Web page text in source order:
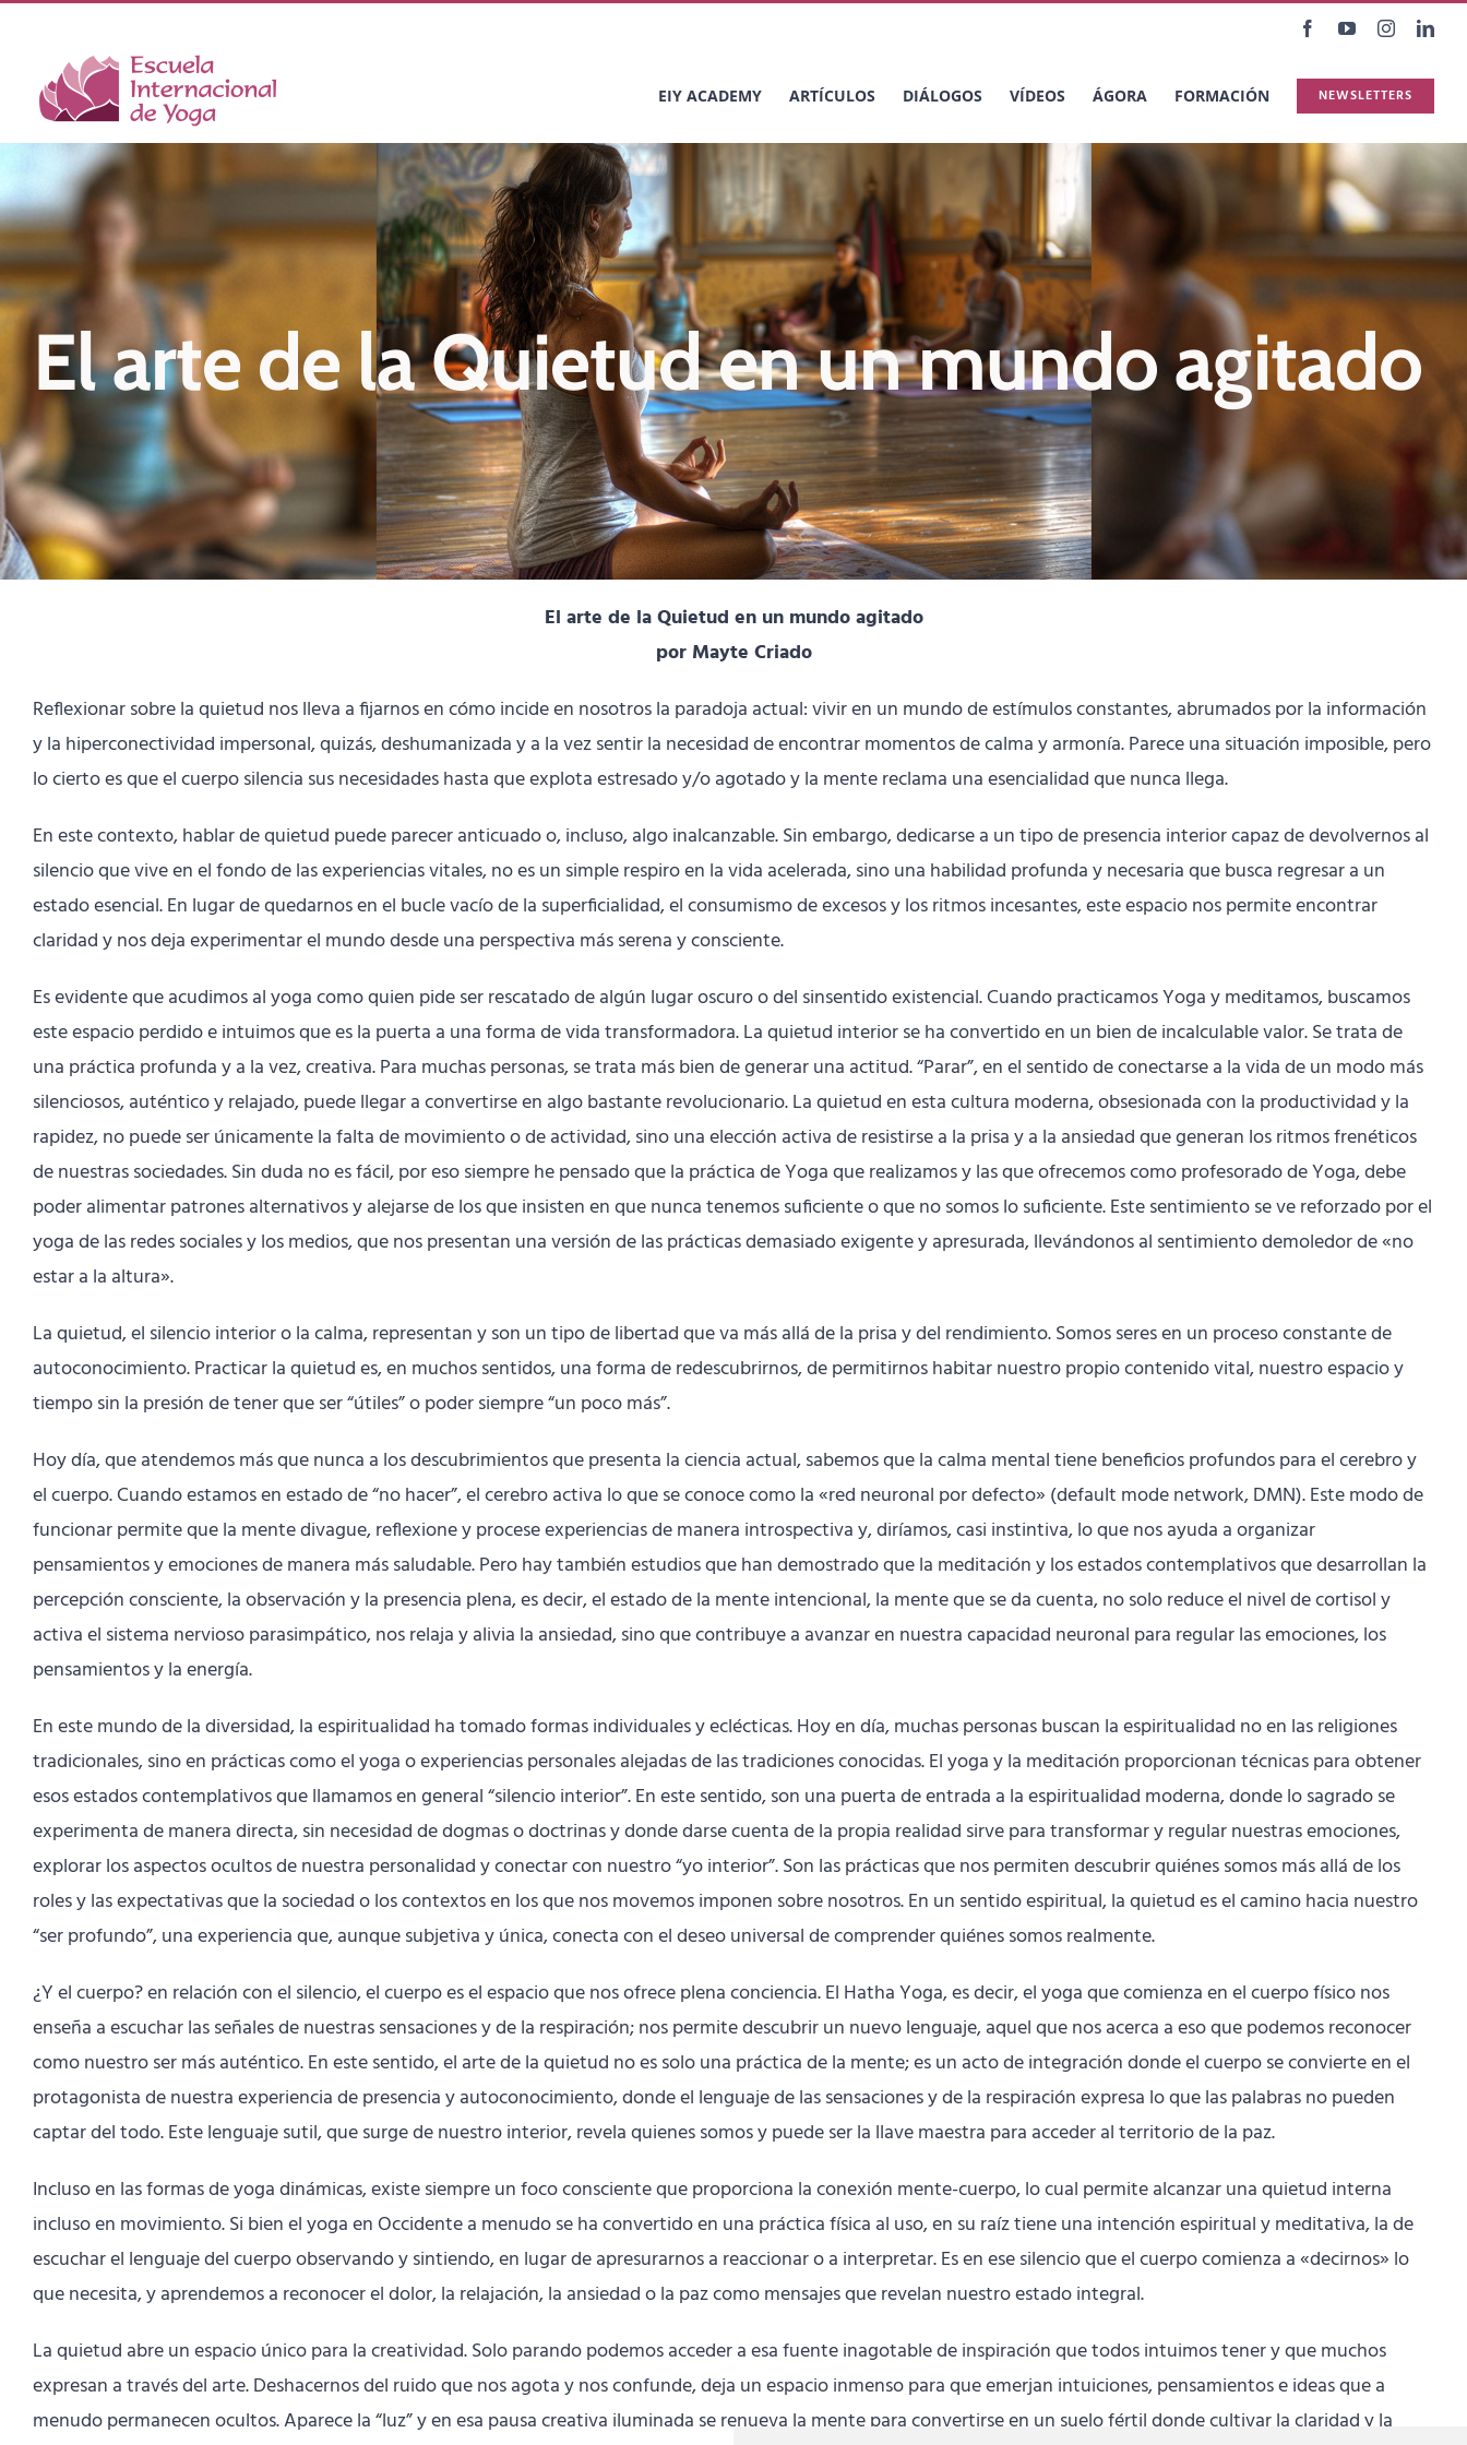
contenido
FacebookYouTubeInstagram
EIY ACADEMY ARTÍCULOS DIÁLOGOS VÍDEOS ÁGORA FORMACIÓN NEWSLETTERS
El arte de la Quietud en un mundo agitado
El arte de la Quietud en un mundo agitado
por Mayte Criado
Reflexionar sobre la quietud nos lleva a fijarnos en cómo incide en nosotros la paradoja actual: vivir en un mundo de estímulos constantes, abrumados por la información
y la hiperconectividad impersonal, quizás, deshumanizada y a la vez sentir la necesidad de encontrar momentos de calma y armonía. Parece una situación imposible, pero
lo cierto es que el cuerpo silencia sus necesidades hasta que explota estresado y/o agotado y la mente reclama una esencialidad que nunca llega.
En este contexto, hablar de quietud puede parecer anticuado o, incluso, algo inalcanzable. Sin embargo, dedicarse a un tipo de presencia interior capaz de devolvernos al
silencio que vive en el fondo de las experiencias vitales, no es un simple respiro en la vida acelerada, sino una habilidad profunda y necesaria que busca regresar a un
estado esencial. En lugar de quedarnos en el bucle vacío de la superficialidad, el consumismo de excesos y los ritmos incesantes, este espacio nos permite encontrar
claridad y nos deja experimentar el mundo desde una perspectiva más serena y consciente.
Es evidente que acudimos al yoga como quien pide ser rescatado de algún lugar oscuro o del sinsentido existencial. Cuando practicamos Yoga y meditamos, buscamos
este espacio perdido e intuimos que es la puerta a una forma de vida transformadora. La quietud interior se ha convertido en un bien de incalculable valor. Se trata de
una práctica profunda y a la vez, creativa. Para muchas personas, se trata más bien de generar una actitud. “Parar”, en el sentido de conectarse a la vida de un modo más
silenciosos, auténtico y relajado, puede llegar a convertirse en algo bastante revolucionario. La quietud en esta cultura moderna, obsesionada con la productividad y la
rapidez, no puede ser únicamente la falta de movimiento o de actividad, sino una elección activa de resistirse a la prisa y a la ansiedad que generan los ritmos frenéticos
de nuestras sociedades. Sin duda no es fácil, por eso siempre he pensado que la práctica de Yoga que realizamos y las que ofrecemos como profesorado de Yoga, debe
poder alimentar patrones alternativos y alejarse de los que insisten en que nunca tenemos suficiente o que no somos lo suficiente. Este sentimiento se ve reforzado por el
yoga de las redes sociales y los medios, que nos presentan una versión de las prácticas demasiado exigente y apresurada, llevándonos al sentimiento demoledor de «no
estar a la altura».
La quietud, el silencio interior o la calma, representan y son un tipo de libertad que va más allá de la prisa y del rendimiento. Somos seres en un proceso constante de
autoconocimiento. Practicar la quietud es, en muchos sentidos, una forma de redescubrirnos, de permitirnos habitar nuestro propio contenido vital, nuestro espacio y
tiempo sin la presión de tener que ser “útiles” o poder siempre “un poco más”.
Hoy día, que atendemos más que nunca a los descubrimientos que presenta la ciencia actual, sabemos que la calma mental tiene beneficios profundos para el cerebro y
el cuerpo. Cuando estamos en estado de “no hacer”, el cerebro activa lo que se conoce como la «red neuronal por defecto» (default mode network, DMN). Este modo de
funcionar permite que la mente divague, reflexione y procese experiencias de manera introspectiva y, diríamos, casi instintiva, lo que nos ayuda a organizar
pensamientos y emociones de manera más saludable. Pero hay también estudios que han demostrado que la meditación y los estados contemplativos que desarrollan la
percepción consciente, la observación y la presencia plena, es decir, el estado de la mente intencional, la mente que se da cuenta, no solo reduce el nivel de cortisol y
activa el sistema nervioso parasimpático, nos relaja y alivia la ansiedad, sino que contribuye a avanzar en nuestra capacidad neuronal para regular las emociones, los
pensamientos y la energía.
En este mundo de la diversidad, la espiritualidad ha tomado formas individuales y eclécticas. Hoy en día, muchas personas buscan la espiritualidad no en las religiones
tradicionales, sino en prácticas como el yoga o experiencias personales alejadas de las tradiciones conocidas. El yoga y la meditación proporcionan técnicas para obtener
esos estados contemplativos que llamamos en general “silencio interior”. En este sentido, son una puerta de entrada a la espiritualidad moderna, donde lo sagrado se
experimenta de manera directa, sin necesidad de dogmas o doctrinas y donde darse cuenta de la propia realidad sirve para transformar y regular nuestras emociones,
explorar los aspectos ocultos de nuestra personalidad y conectar con nuestro “yo interior”. Son las prácticas que nos permiten descubrir quiénes somos más allá de los
roles y las expectativas que la sociedad o los contextos en los que nos movemos imponen sobre nosotros. En un sentido espiritual, la quietud es el camino hacia nuestro
“ser profundo”, una experiencia que, aunque subjetiva y única, conecta con el deseo universal de comprender quiénes somos realmente.
¿Y el cuerpo? en relación con el silencio, el cuerpo es el espacio que nos ofrece plena conciencia. El Hatha Yoga, es decir, el yoga que comienza en el cuerpo físico nos
enseña a escuchar las señales de nuestras sensaciones y de la respiración; nos permite descubrir un nuevo lenguaje, aquel que nos acerca a eso que podemos reconocer
como nuestro ser más auténtico. En este sentido, el arte de la quietud no es solo una práctica de la mente; es un acto de integración donde el cuerpo se convierte en el
protagonista de nuestra experiencia de presencia y autoconocimiento, donde el lenguaje de las sensaciones y de la respiración expresa lo que las palabras no pueden
captar del todo. Este lenguaje sutil, que surge de nuestro interior, revela quienes somos y puede ser la llave maestra para acceder al territorio de la paz.
Incluso en las formas de yoga dinámicas, existe siempre un foco consciente que proporciona la conexión mente-cuerpo, lo cual permite alcanzar una quietud interna
incluso en movimiento. Si bien el yoga en Occidente a menudo se ha convertido en una práctica física al uso, en su raíz tiene una intención espiritual y meditativa, la de
escuchar el lenguaje del cuerpo observando y sintiendo, en lugar de apresurarnos a reaccionar o a interpretar. Es en ese silencio que el cuerpo comienza a «decirnos» lo
que necesita, y aprendemos a reconocer el dolor, la relajación, la ansiedad o la paz como mensajes que revelan nuestro estado integral.
La quietud abre un espacio único para la creatividad. Solo parando podemos acceder a esa fuente inagotable de inspiración que todos intuimos tener y que muchos
expresan a través del arte. Deshacernos del ruido que nos agota y nos confunde, deja un espacio inmenso para que emerjan intuiciones, pensamientos e ideas que a
menudo permanecen ocultos. Aparece la “luz” y en esa pausa creativa iluminada se renueva la mente para convertirse en un suelo fértil donde cultivar la claridad y la